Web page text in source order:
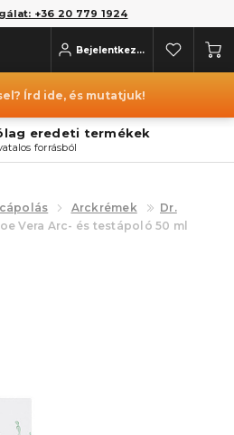
+36 20 779 1924
Bejelentkezés
Írd ide, és mutatjuk!
eredeti termékek
forrásból
Arckrémek
Dr.
Vera Arc- és testápoló 50 ml